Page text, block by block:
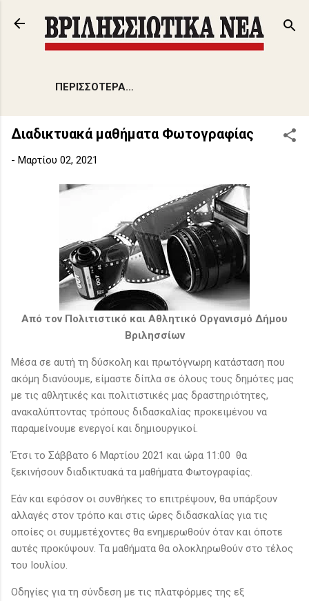
Μετάβαση στο κύριο περιεχόμενο
ΠΕΡΙΣΣΌΤΕΡΑ…
Διαδικτυακά μαθήματα Φωτογραφίας
- Μαρτίου 02, 2021
Από τον Πολιτιστικό και Αθλητικό Οργανισμό Δήμου
Βριλησσίων
Μέσα σε αυτή τη δύσκολη και πρωτόγνωρη κατάσταση που
ακόμη διανύουμε, είμαστε δίπλα σε όλους τους δημότες μας
με τις αθλητικές και πολιτιστικές μας δραστηριότητες,
ανακαλύπτοντας τρόπους διδασκαλίας προκειμένου να
παραμείνουμε ενεργοί και δημιουργικοί.
Έτσι το Σάββατο 6 Μαρτίου 2021 και ώρα 11:00 θα
ξεκινήσουν διαδικτυακά τα μαθήματα Φωτογραφίας.
Εάν και εφόσον οι συνθήκες το επιτρέψουν, θα υπάρξουν
αλλαγές στον τρόπο και στις ώρες διδασκαλίας για τις
οποίες οι συμμετέχοντες θα ενημερωθούν όταν και όποτε
αυτές προκύψουν. Τα μαθήματα θα ολοκληρωθούν στο τέλος
του Ιουλίου.
Οδηγίες για τη σύνδεση με τις πλατφόρμες της εξ